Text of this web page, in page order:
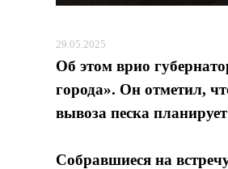
29.05.2025
Об этом врио
города». Он отметил,
вывоза песка
Собравшиеся на